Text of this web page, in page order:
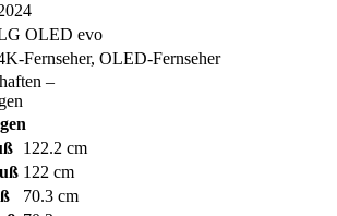
OLED evo
Fernseher, OLED-Fernseher
–
122.2 cm
122 cm
70.3 cm